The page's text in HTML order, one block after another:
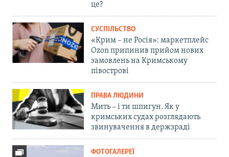
це?
СУСПІЛЬСТВО
«Крим – не Росія»: маркетплейс
Ozon припинив прийом нових
замовлень на Кримському
півострові
ПРАВА ЛЮДИНИ
Мить – і ти шпигун. Як у
кримських судах розглядають
звинувачення в держзраді
ФОТОГАЛЕРЕЇ